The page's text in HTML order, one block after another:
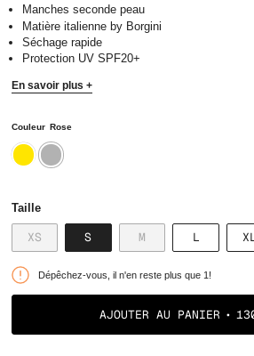
Manches seconde peau
Matière italienne by Borgini
Séchage rapide
Protection UV SPF20+
En savoir plus +
Couleur Rose
jaunerose
Taille
XSVARIANTE
ÉPUISÉE
NON
DISPONIBLE
SVARIANTE
ÉPUISÉE
NON
DISPONIBLE
M VARIANTE
ÉPUISÉE
NON
DISPONIBLE
L VARIANTE
ÉPUISÉE
NON
Dépêchez-vous, il n'en reste plus que 1!
AJOUTER AU PANIER